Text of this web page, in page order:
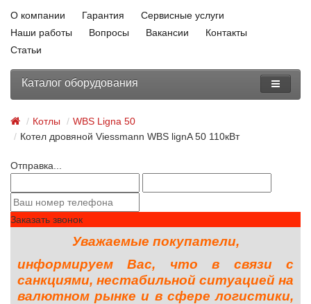
О компании Гарантия
Сервисные услуги
Наши работы
Вопросы Вакансии
Контакты
Статьи
Каталог оборудования
Котлы
WBS Ligna 50
Котел дровяной Viessmann WBS lignA 50 110кВт
Отправка...
Заказать звонок
Уважаемые покупатели,
информируем Вас, что в связи с
санкциями, нестабильной ситуацией на
валютном рынке и в сфере логистики,